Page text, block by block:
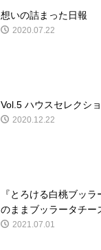
想いの詰まった日報
2020.07.22
Vol.5 ハウスセレクシ
2020.12.22
『とろける白桃ブッ
のままブッラータチー
2021.07.01